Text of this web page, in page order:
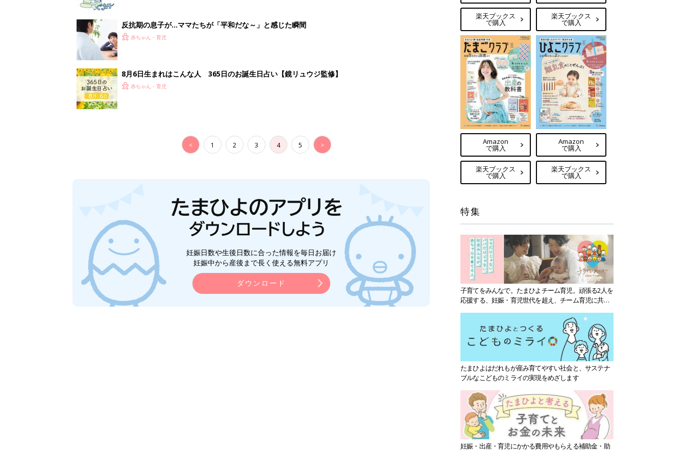
反抗期の息子が...ママたちが「平和だな～」と感じた瞬間
赤ちゃん・育児
8月6日生まれはこんな人 365日のお誕生日占い【鏡リュウジ監修】
赤ちゃん・育児
< 1 2 3 4 5 >
妊娠日数や生後日数に合った情報を毎日お届け
妊娠中から産後まで長く使える無料アプリ
ダウンロード
楽天ブックス
で購入
楽天ブックス
で購入
Amazon
で購入
楽天ブックス
で購入
Amazon
で購入
楽天ブックス
で購入
特集
子育てをみんなで。たまひよチーム育児。頑張る2人を
応援する、妊娠・育児世代を超え、チーム育児に共感
たまひよはだれもが産み育てやすい社会と、サステナ
ブルなこどものミライの実現をめざします
妊娠・出産・育児にかかる費用やもらえる補助金・助